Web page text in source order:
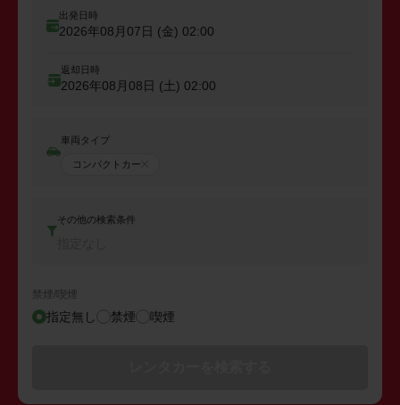
出発日時
2026年08月07日 (金) 02:00
返却日時
2026年08月08日 (土) 02:00
車両タイプ
コンパクトカー
その他の検索条件
禁煙/喫煙
指定無し 禁煙 喫煙